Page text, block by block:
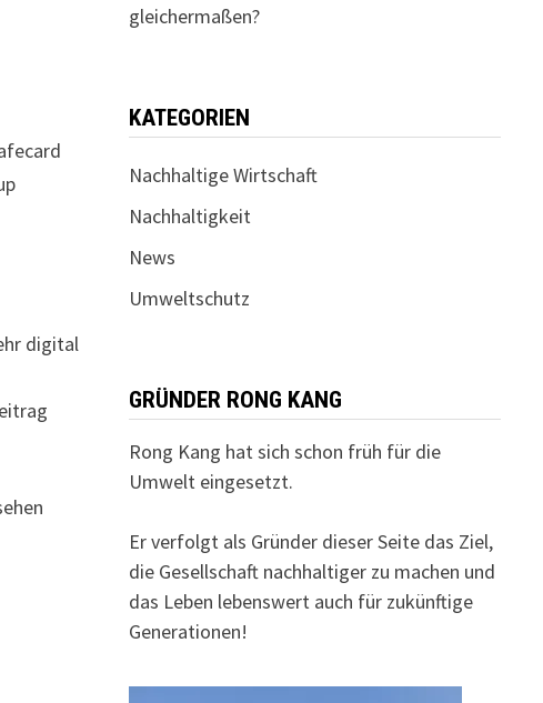
digital
gleichermaßen?
KATEGORIEN
Nachhaltige Wirtschaft
Nachhaltigkeit
News
Umweltschutz
GRÜNDER RONG KANG
Rong Kang hat sich schon früh für die
Umwelt eingesetzt.
Er verfolgt als Gründer dieser Seite das Ziel,
die Gesellschaft nachhaltiger zu machen und
das Leben lebenswert auch für zukünftige
Generationen!